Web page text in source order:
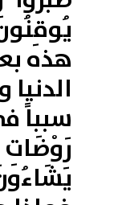
هذه
سبباً
رَوْضَاتِ